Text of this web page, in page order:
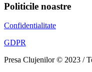
Politicile noastre
Confidentialitate
GDPR
Presa Clujenilor © 2023 /